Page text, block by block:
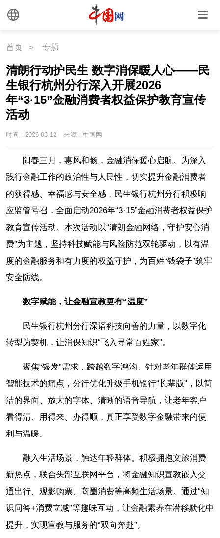
首页 > 专题
清朗行动护民生 数字消保暖人心——民
生银行杭州分行深入开展2026
年“3·15”金融消费者权益保护教育宣传
活动
时间：2026-03-12 来源：中国网
阳春三月，惠风和畅，金融消保暖心启航。为深入
践行金融工作的政治性与人民性，切实提升金融消费者
的获得感、幸福感与安全感，民生银行杭州分行积极响
应监管号召，全面启动2026年“3·15”金融消费者权益保护
教育宣传活动。本次活动以“清朗金融网络，守护安心消
费”为主题，坚持科技赋能与风险防范双轮驱动，以有温
度的金融服务和有力度的权益守护，为百姓“钱袋子”筑牢
安全防线。
数字赋能，让金融宣教更有“温度”
民生银行杭州分行深谙科技向善的力量，以数字化
转型为契机，让消保知识“飞入寻常百姓家”。
聚焦“银发”需求，跨越数字鸿沟。针对老年群体运用
智能技术的痛点，分行优化升级手机银行“长辈版”，以简
洁的界面、放大的字体、清晰的语音导航，让老年客户
看得清、用得来、办得顺，真正享受数字金融带来的便
利与温暖。
融入生活场景，触达年轻群体。积极拥抱文旅消费
新热点，联合头部互联网平台，将金融知识宣教嵌入交
通出行、观影购票、商圈消费等高频生活场景。通过“知
识问答+消费立减”等趣味互动，让金融素养在潜移默化中
提升，实现宣教与服务的“双向奔赴”。